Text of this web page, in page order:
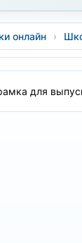
онлайн ›